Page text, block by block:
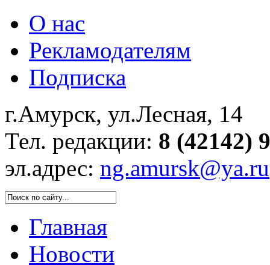
О нас
Рекламодателям
Подписка
г.Амурск, ул.Лесная, 14
Тел. редакции: 8 (42142)
эл.адрес: ng.amursk@ya.ru
Главная
Новости